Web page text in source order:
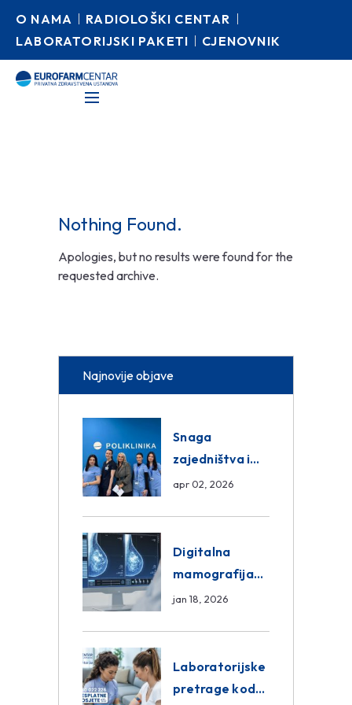
O NAMA
RADIOLOŠKI CENTAR
LABORATORIJSKI PAKETI
CJENOVNIK
Nothing Found.
Apologies, but no results were found for the
requested archive.
Najnovije objave
Snaga
zajedništva i
razmjena
Group
apr 02, 2026
Digitalna
mamografija
Sarajevo –
Centar
Poliklinika
jan 18, 2026
Laboratorijske
pretrage kod